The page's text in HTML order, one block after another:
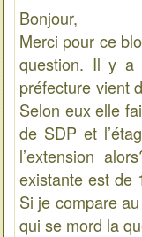
Bonjour,
Merci pour ce
question. Il y a
préfecture vient
Selon eux elle
de SDP et
l’extension
existante est de
Si je compare
qui se mord la